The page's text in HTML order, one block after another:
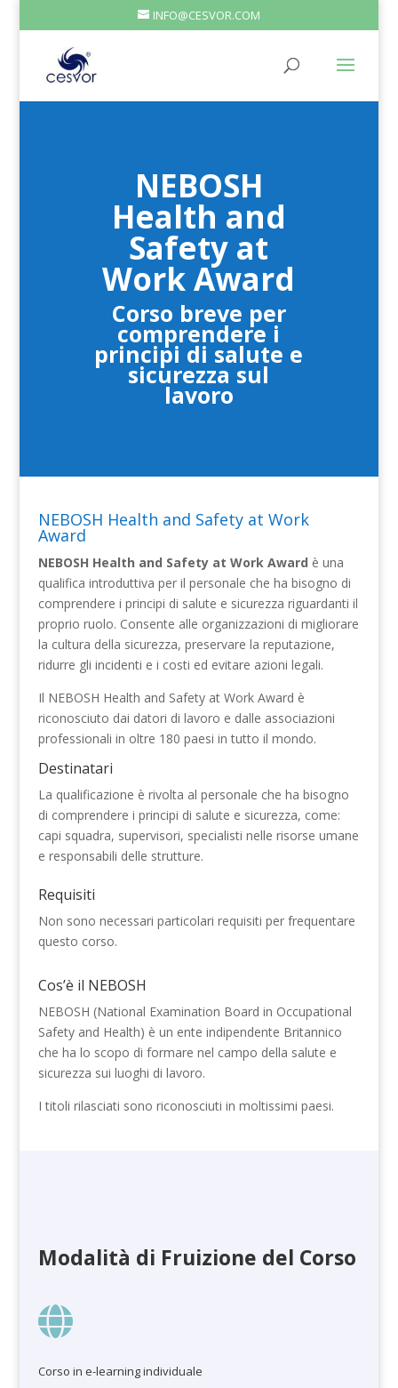
INFO@CESVOR.COM
NEBOSH
Health and
Safety at
Work Award
Corso breve per
comprendere i
principi di salute e
sicurezza sul
lavoro
NEBOSH Health and Safety at Work
Award
NEBOSH Health and Safety at Work Award è una
qualifica introduttiva per il personale che ha bisogno di
comprendere i principi di salute e sicurezza riguardanti il
proprio ruolo. Consente alle organizzazioni di migliorare
la cultura della sicurezza, preservare la reputazione,
ridurre gli incidenti e i costi ed evitare azioni legali.
Il NEBOSH Health and Safety at Work Award è
riconosciuto dai datori di lavoro e dalle associazioni
professionali in oltre 180 paesi in tutto il mondo.
Destinatari
La qualificazione è rivolta al personale che ha bisogno
di comprendere i principi di salute e sicurezza, come:
capi squadra, supervisori, specialisti nelle risorse umane
e responsabili delle strutture.
Requisiti
Non sono necessari particolari requisiti per frequentare
questo corso.
Cos’è il NEBOSH
NEBOSH (National Examination Board in Occupational
Safety and Health) è un ente indipendente Britannico
che ha lo scopo di formare nel campo della salute e
sicurezza sui luoghi di lavoro.
I titoli rilasciati sono riconosciuti in moltissimi paesi.
Modalità di Fruizione del Corso

Corso in e-learning individuale